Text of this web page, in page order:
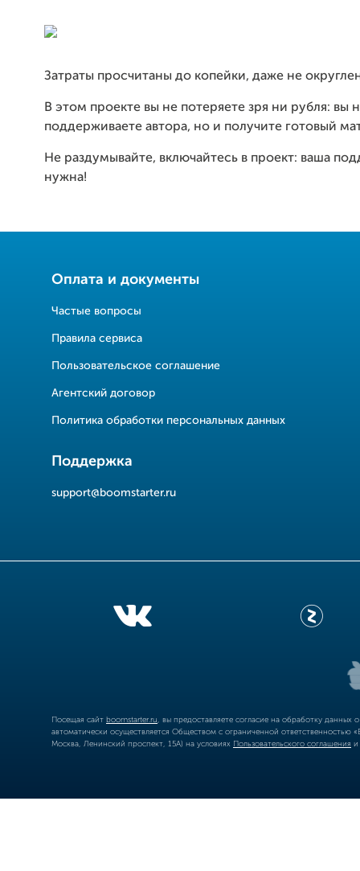
Затраты просчитаны до копейки, даже не
В этом проекте вы не потеряете зря ни рубля: вы
поддерживаете автора, но и получите готовый
Не раздумывайте, включайтесь в проект: ваша
нужна!
Оплата и документы
Частые вопросы
Правила сервиса
Пользовательское соглашение
Агентский договор
Политика обработки персональных данных
Поддержка
support@boomstarter.ru
Посещая сайт boomstarter.ru , вы предоставляете согласие на обработку
автоматически осуществляется Обществом с ограниченной
Москва, Ленинский проспект, 15А) на условиях Пользовательского соглашения и